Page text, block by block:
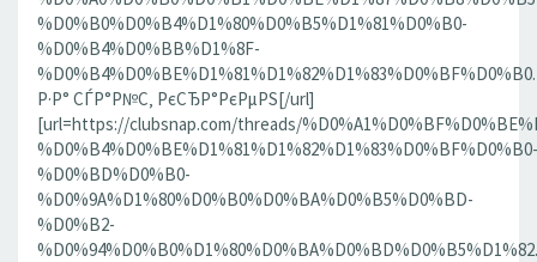
%D0%B0%D0%B4%D1%80%D0%B5%D1%81%D0%B0-
%D0%B4%D0%BB%D1%8F-
Р·Р° СЃР°Р№С‚ РєСЂР°РєРµРЅ[/url]
[url=https://clubsnap.com/threads/
%D0%B4%D0%BE%D1%81%D1%82%D1%83%D0%BF%D0%B0-
%D0%BD%D0%B0-
%D0%9A%D1%80%D0%B0%D0%BA%D0%B5%D0%BD-
%D0%B2-